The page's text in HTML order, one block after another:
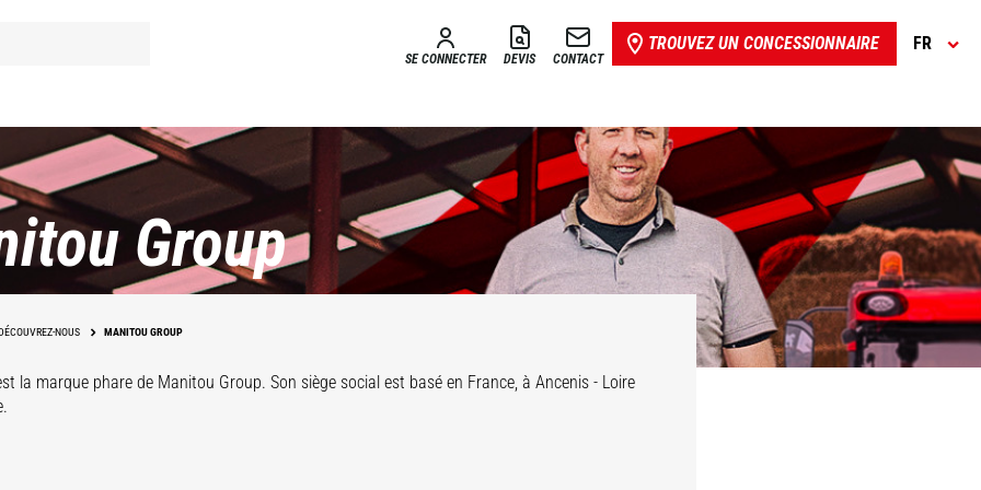
SE CONNECTER DEVIS CONTACT
TROUVEZ UN CONCESSIONNAIRE FR
Group
NOUS MANITOU GROUP
la marque phare de Manitou Group. Son siège social est basé en France, à Ancenis - Loire